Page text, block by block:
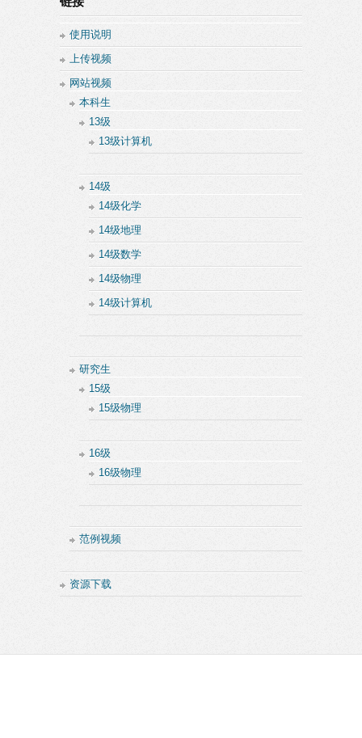
使用说明
上传视频
网站视频
本科生
13级
13级计算机
14级
14级化学
14级地理
14级数学
14级物理
14级计算机
研究生
15级
15级物理
16级
16级物理
范例视频
资源下载